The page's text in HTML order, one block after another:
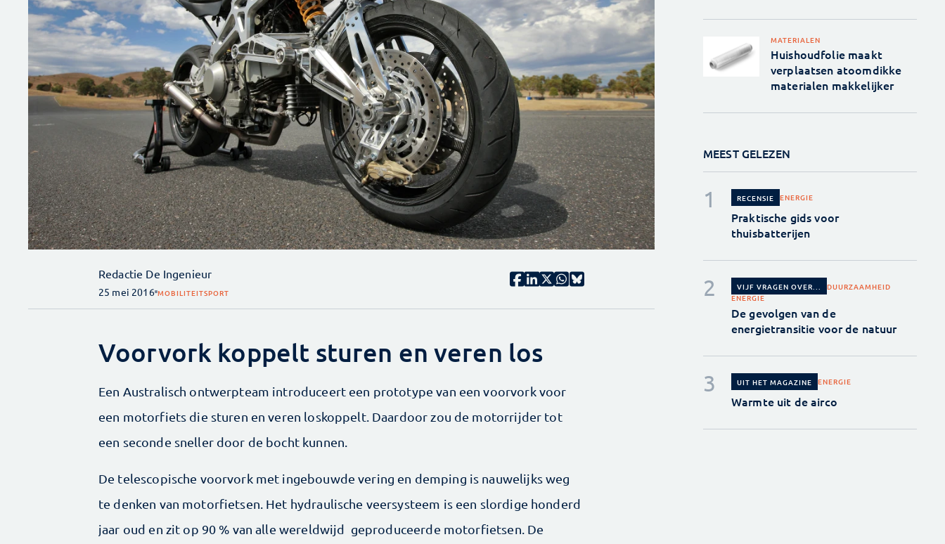
Redactie De Ingenieur
25 mei 2016 MOBILITEITSPORT
Voorvork koppelt sturen en veren los
Een Australisch ontwerpteam introduceert een prototype van een voorvork voor
een motorfiets die sturen en veren loskoppelt. Daardoor zou de motorrijder tot
een seconde sneller door de bocht kunnen.
De telescopische voorvork met ingebouwde vering en demping is nauwelijks weg
te denken van motorfietsen. Het hydraulische veersysteem is een slordige honderd
jaar oud en zit op 90 % van alle wereldwijd geproduceerde motorfietsen. De
MATERIALEN
Huishoudfolie maakt
verplaatsen atoomdikke
materialen makkelijker
MEEST GELEZEN
RECENSIE ENERGIE
Praktische gids voor
thuisbatterijen
VIJF VRAGEN OVER...
DUURZAAMHEID
ENERGIE
De gevolgen van de
energietransitie voor de natuur
UIT HET MAGAZINE ENERGIE
Warmte uit de airco